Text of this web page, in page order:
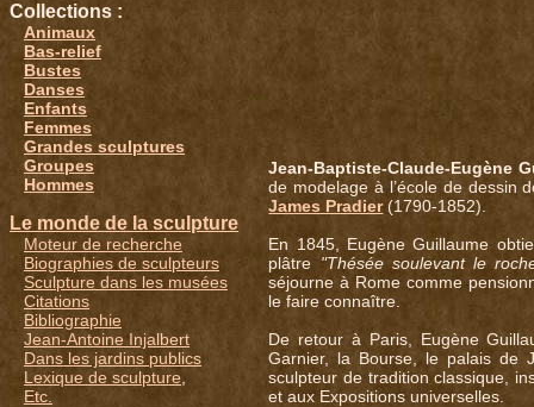
Collections :
Animaux
Bas-relief
Bustes
Danses
Enfants
Femmes
Grandes sculptures
Groupes
Hommes
Le monde de la sculpture
Moteur de recherche
Biographies de sculpteurs
Sculpture dans les musées
Citations
Bibliographie
Jean-Antoine Injalbert
Dans les jardins publics
Lexique de sculpture
Etc.
Jean-Baptiste-Claude-Eugène
de modelage à l’école de dessin
James Pradier(1790-1852).
En 1845, Eugène Guillaume
plâtre "Thésée soulevant le
séjourne à Rome comme
le faire connaître.
De retour à Paris, Eugène
Garnier, la Bourse, le palais de
sculpteur de tradition classique,
et aux Expositions universelles.